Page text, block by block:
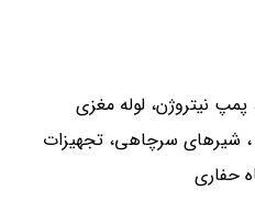
نیتروژن، لوله مغزی
، شیرهای سرچاهی، تجهیزات